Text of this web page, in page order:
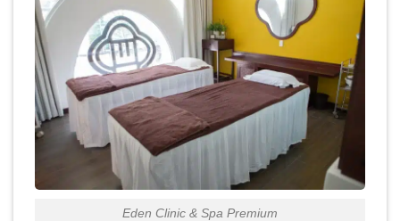
Eden Clinic & Spa Premium